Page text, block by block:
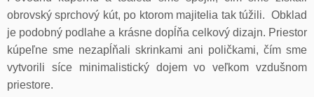
obrovský sprchový kút, po ktorom majitelia tak túžili. Obklad
je podobný podlahe a krásne dopĺňa celkový dizajn. Priestor
kúpeľne sme nezapĺňali skrinkami ani poličkami, čím sme
vytvorili síce minimalistický dojem vo veľkom vzdušnom
priestore.